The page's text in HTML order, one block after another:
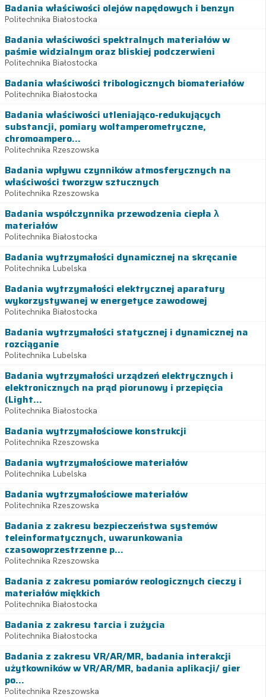
Badania właściwości olejów napędowych i benzyn
Politechnika Białostocka
Badania właściwości spektralnych materiałów w
paśmie widzialnym oraz bliskiej podczerwieni
Politechnika Białostocka
Badania właściwości tribologicznych biomateriałów
Politechnika Białostocka
Badania właściwości utleniająco-redukujących
substancji, pomiary woltamperometryczne,
chromoampero...
Politechnika Rzeszowska
Badania wpływu czynników atmosferycznych na
właściwości tworzyw sztucznych
Politechnika Rzeszowska
Badania współczynnika przewodzenia ciepła λ
materiałów
Politechnika Białostocka
Badania wytrzymałości dynamicznej na skręcanie
Politechnika Lubelska
Badania wytrzymałości elektrycznej aparatury
wykorzystywanej w energetyce zawodowej
Politechnika Białostocka
Badania wytrzymałości statycznej i dynamicznej na
rozciąganie
Politechnika Lubelska
Badania wytrzymałości urządzeń elektrycznych i
elektronicznych na prąd piorunowy i przepięcia
(Light...
Politechnika Białostocka
Badania wytrzymałościowe konstrukcji
Politechnika Rzeszowska
Badania wytrzymałościowe materiałów
Politechnika Lubelska
Badania wytrzymałościowe materiałów
Politechnika Rzeszowska
Badania z zakresu bezpieczeństwa systemów
teleinformatycznych, uwarunkowania
czasowoprzestrzenne p...
Politechnika Rzeszowska
Badania z zakresu pomiarów reologicznych cieczy i
materiałów miękkich
Politechnika Białostocka
Badania z zakresu tarcia i zużycia
Politechnika Białostocka
Badania z zakresu VR/AR/MR, badania interakcji
użytkowników w VR/AR/MR, badania aplikacji/ gier
po...
Politechnika Rzeszowska